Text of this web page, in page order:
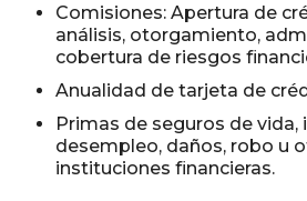
Comisiones: Apertura de
análisis, otorgamiento,
cobertura de riesgos
Anualidad de tarjeta de
Primas de seguros de vida,
desempleo, daños, robo u
instituciones financieras.